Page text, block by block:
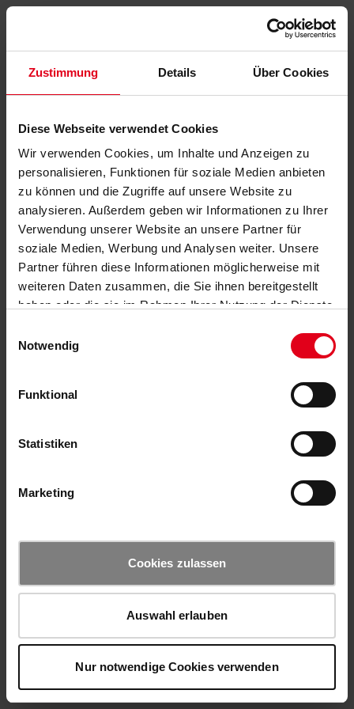
Zustimmung Details Über Cookies
Diese Webseite verwendet Cookies
Wir verwenden Cookies, um Inhalte und Anzeigen zu
personalisieren, Funktionen für soziale Medien anbieten
zu können und die Zugriffe auf unsere Website zu
analysieren. Außerdem geben wir Informationen zu Ihrer
Verwendung unserer Website an unsere Partner für
soziale Medien, Werbung und Analysen weiter. Unsere
Partner führen diese Informationen möglicherweise mit
weiteren Daten zusammen, die Sie ihnen bereitgestellt
haben oder die sie im Rahmen Ihrer Nutzung der Dienste
Notwendig
Funktional
Statistiken
Marketing
Cookies zulassen
Auswahl erlauben
Nur notwendige Cookies verwenden